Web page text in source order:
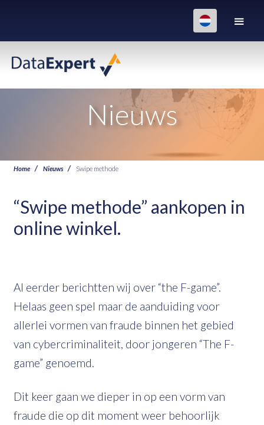
Nieuws
Home Nieuws Swipe methode
“Swipe methode” aankopen in
online winkel.
Al eerder berichtten wij over “the F-game”.
Helaas geen spel maar de aanduiding voor
allerlei vormen van fraude binnen het gebied
van cybercriminaliteit, door jongeren “The F-
game” genoemd.
Dit keer gaan we dieper in op een vorm van
fraude die op dit moment weer behoorlijk